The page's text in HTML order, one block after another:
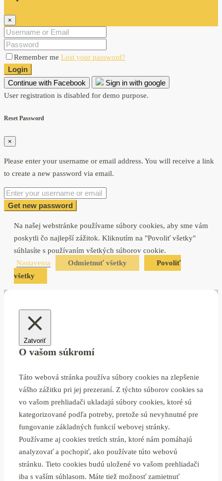
×
Remember me Lost your password?
Login
Continue with Facebook
Sign in with google
User registration is disabled for demo purpose.
Reset Password
×
Please enter your username or email address. You will receive a link
to create a new password via email.
Get new password
Na našej webstránke používame súbory cookies, aby sme vám
poskytli čo najlepší zážitok. Kliknutím na "Povoliť všetky"
súhlasíte s používaním všetkých súborov cookie.
Nastavenia
Odmietnuť všetky
Povoliť
všetky
Zatvoriť
O vašom súkromí
Táto webová stránka používa súbory cookies na zlepšenie
vášho zážitku pri jej prezeraní. Z týchto súborov cookies sa
vo vašom prehliadači ukladajú súbory cookies, ktoré sú
kategorizované podľa potreby, pretože sú nevyhnutné pre
fungovanie základných funkcií webovej stránky.
Používame aj cookies tretích strán, ktoré nám pomáhajú
analyzovať a pochopiť, ako používate túto webovú
stránku. Tieto cookies budú uložené vo vašom prehliadači
iba s vaším súhlasom. Máte tiež možnosť zamietnuť